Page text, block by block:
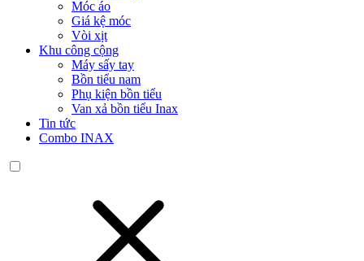
Móc áo
Giá kệ móc
Vòi xịt
Khu công cộng
Máy sấy tay
Bồn tiểu nam
Phụ kiện bồn tiểu
Van xả bồn tiểu Inax
Tin tức
Combo INAX